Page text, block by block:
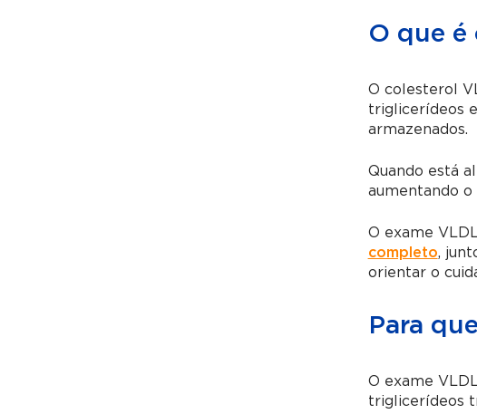
O que é
O colesterol
triglicerídeos
armazenados.
Quando está
aumentando o
O exame
completo,
orientar o
Para
O exame
triglicerídeos